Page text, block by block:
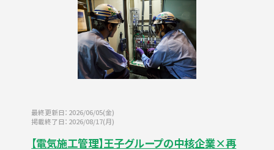
最終更新日：2026/06/05(金)
掲載終了日：2026/08/17(月)
【電気施工管理】王子グループの中核企業×再